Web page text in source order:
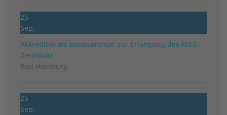
25
Sep.
Akkreditiertes Basisseminar zur Erlangung des FEES-
Zertifikats
Bad Homburg
25
Sep.